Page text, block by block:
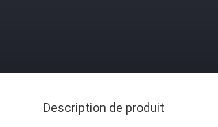
Description de produit